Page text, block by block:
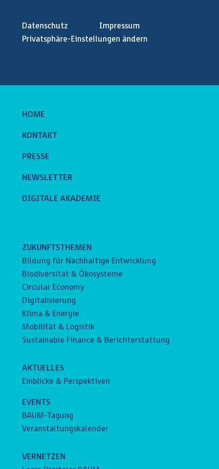
Datenschutz
Impressum
Privatsphäre-Einstellungen ändern
HOME
KONTAKT
PRESSE
NEWSLETTER
DIGITALE AKADEMIE
ZUKUNFTSTHEMEN
Bildung für Nachhaltige Entwicklung
Biodiversität & Ökosysteme
Circular Economy
Digitalisierung
Klima & Energie
Mobilität & Logistik
Sustainable Finance & Berichterstattung
AKTUELLES
Einblicke & Perspektiven
EVENTS
BAUM-Tagung
Veranstaltungskalender
VERNETZEN